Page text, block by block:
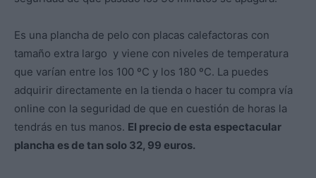
Es una plancha de pelo con placas calefactoras con
tamaño extra largo y viene con niveles de temperatura
que varían entre los 100 ºC y los 180 ºC. La puedes
adquirir directamente en la tienda o hacer tu compra vía
online con la seguridad de que en cuestión de horas la
tendrás en tus manos. El precio de esta espectacular
plancha es de tan solo 32, 99 euros.